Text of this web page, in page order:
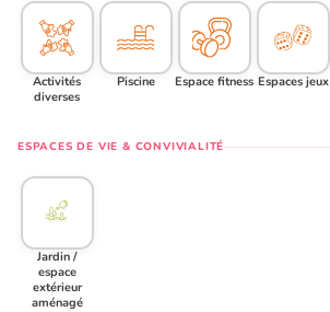
Activités
diverses
Piscine Espace fitness Espaces jeux
ESPACES DE VIE & CONVIVIALITÉ
Jardin /
espace
extérieur
aménagé